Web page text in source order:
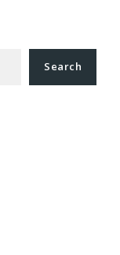
Search